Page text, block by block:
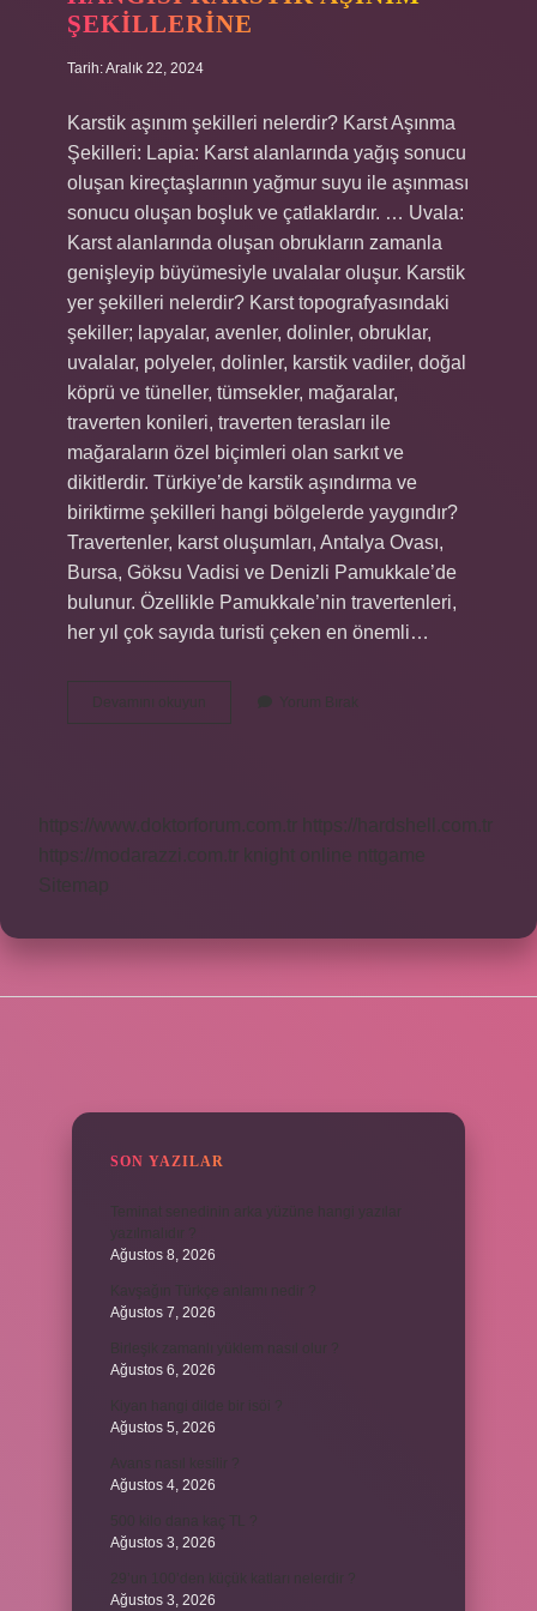
ŞEKILLERINE
Tarih: Aralık 22, 2024
Karstik aşınım şekilleri nelerdir? Karst Aşınma
Şekilleri: Lapia: Karst alanlarında yağış sonucu
oluşan kireçtaşlarının yağmur suyu ile aşınması
sonucu oluşan boşluk ve çatlaklardır. … Uvala:
Karst alanlarında oluşan obrukların zamanla
genişleyip büyümesiyle uvalalar oluşur. Karstik
yer şekilleri nelerdir? Karst topografyasındaki
şekiller; lapyalar, avenler, dolinler, obruklar,
uvalalar, polyeler, dolinler, karstik vadiler, doğal
köprü ve tüneller, tümsekler, mağaralar,
traverten konileri, traverten terasları ile
mağaraların özel biçimleri olan sarkıt ve
dikitlerdir. Türkiye’de karstik aşındırma ve
biriktirme şekilleri hangi bölgelerde yaygındır?
Travertenler, karst oluşumları, Antalya Ovası,
Bursa, Göksu Vadisi ve Denizli Pamukkale’de
bulunur. Özellikle Pamukkale’nin travertenleri,
her yıl çok sayıda turisti çeken en önemli…
Devamını okuyun
Karstik
Yorum Bırak
https://www.doktorforum.com.tr
https://hardshell.com.tr
https://modarazzi.com.tr
knight online
nttgame
Sitemap
SON YAZILAR
Ağustos 8, 2026
Ağustos 7, 2026
Ağustos 6, 2026
Ağustos 5, 2026
Ağustos 4, 2026
Ağustos 3, 2026
Ağustos 3, 2026